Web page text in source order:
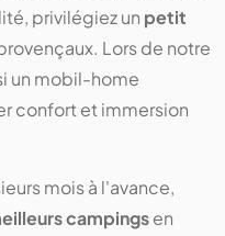
privilégiez un petit
Lors de notre
un mobil-home
confort et immersion
mois à l'avance,
campingsen